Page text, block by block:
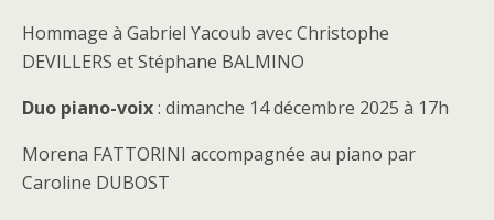
Hommage à Gabriel Yacoub avec Christophe
DEVILLERS et Stéphane BALMINO
Duo piano-voix: dimanche 14 décembre 2025 à 17h
Morena FATTORINI accompagnée au piano par
Caroline DUBOST